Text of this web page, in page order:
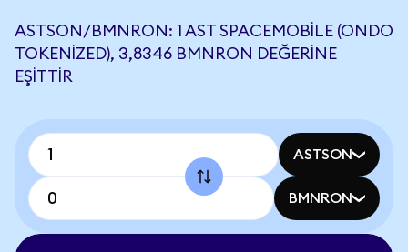
ASTSON/BMNRON: 1 AST SPACEMOBILE (ONDO
TOKENIZED), 3,8346 BMNRON DEĞERINE
EŞITTIR
ASTSON
BMNRON